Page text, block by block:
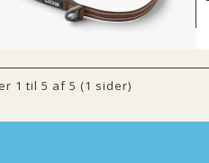
1 til 5 af 5 (1 sider)